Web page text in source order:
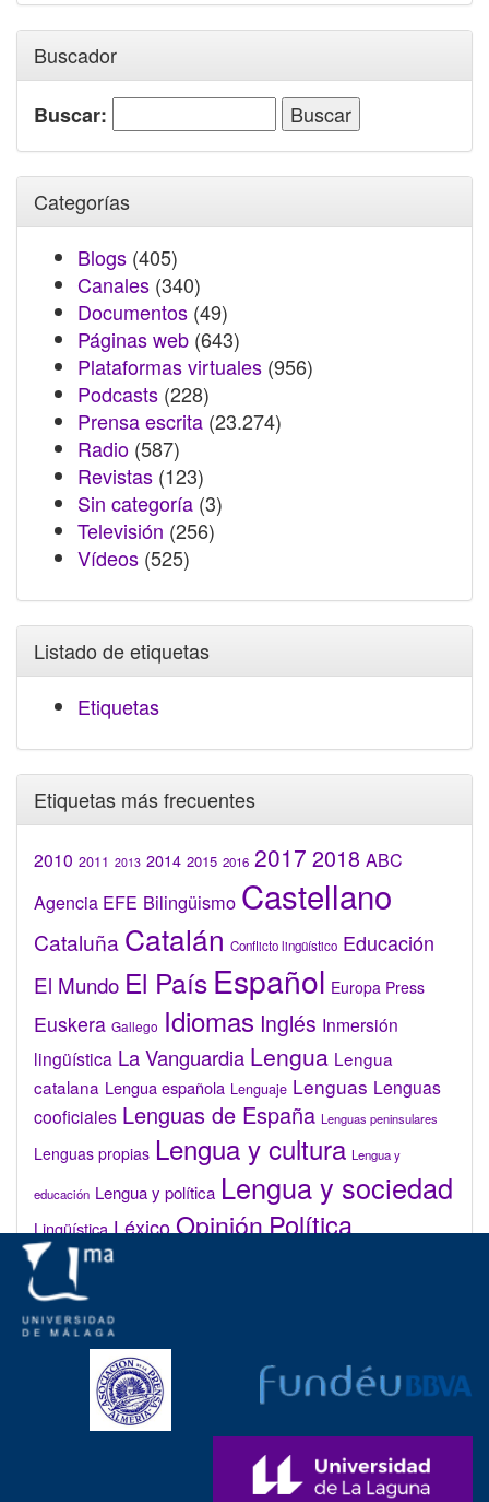
Buscador
Buscar:
Categorías
Blogs (405)
Canales (340)
Documentos (49)
Páginas web (643)
Plataformas virtuales (956)
Podcasts (228)
Prensa escrita (23.274)
Radio (587)
Revistas (123)
Sin categoría (3)
Televisión (256)
Vídeos (525)
Listado de etiquetas
Etiquetas
Etiquetas más frecuentes
2010 2011 2013 2014 2015 2016 2017 2018 ABC
Agencia EFE Bilingüismo Castellano
Cataluña Catalán Conflicto lingüístico Educación
El Mundo El País Español Europa Press
Euskera Gallego Idiomas Inglés Inmersión
lingüística La Vanguardia Lengua Lengua
catalana Lengua española Lenguaje Lenguas Lenguas
cooficiales Lenguas de España Lenguas peninsulares
Lenguas propias Lengua y cultura Lengua y
educación Lengua y política Lengua y sociedad
Lingüística LéxicoOpiniónPolítica
lingüística
Valenciano
Administrar